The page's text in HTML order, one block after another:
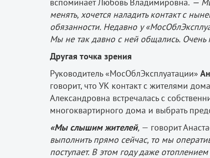
менять, хочется наладить контакт с
обязанности. Недавно у
Мы не так давно с ней общались. Очень
Другая точка зрения
Руководитель «МосОблЭксплуатации»
говорит, что УК контакт с жителями
Александровна встречалась с
многоквартирного дома и выбрать
«Мы слышим жителей, — говорит
выполнить прямо сейчас, то мы
поступает. В этом году даже